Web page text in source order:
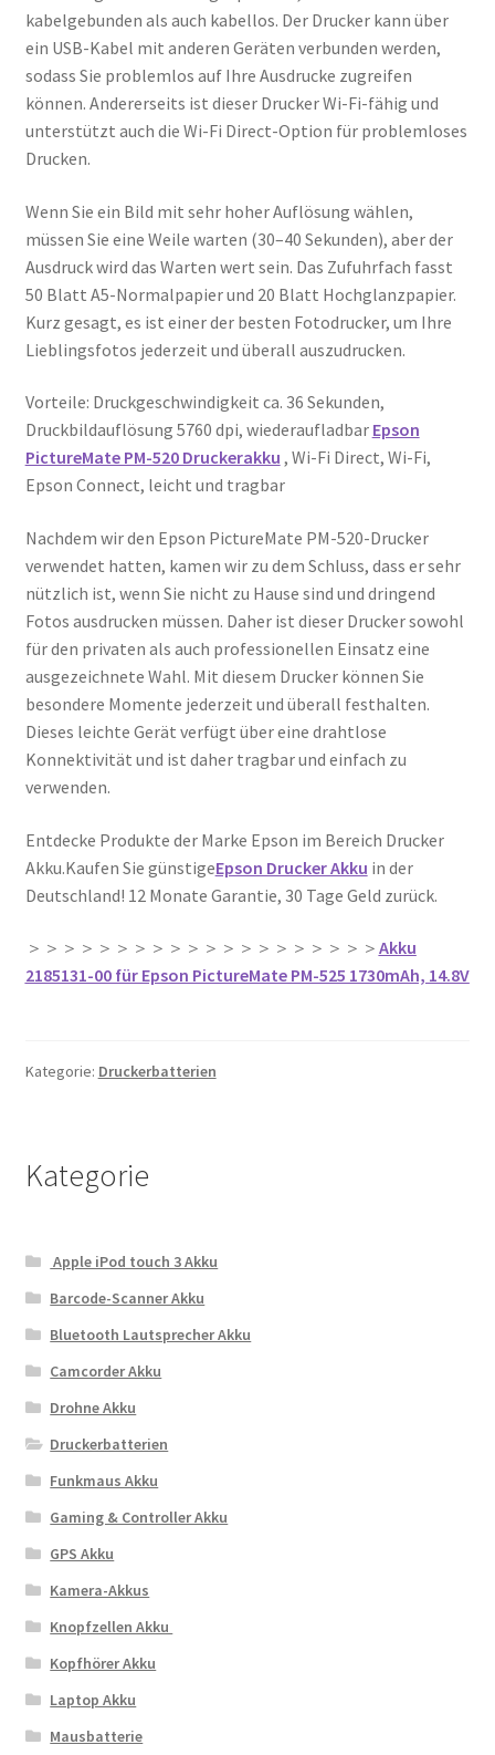
kabelgebunden als auch kabellos. Der Drucker kann über
ein USB-Kabel mit anderen Geräten verbunden werden,
sodass Sie problemlos auf Ihre Ausdrucke zugreifen
können. Andererseits ist dieser Drucker Wi-Fi-fähig und
unterstützt auch die Wi-Fi Direct-Option für problemloses
Drucken.
Wenn Sie ein Bild mit sehr hoher Auflösung wählen,
müssen Sie eine Weile warten (30–40 Sekunden), aber der
Ausdruck wird das Warten wert sein. Das Zufuhrfach fasst
50 Blatt A5-Normalpapier und 20 Blatt Hochglanzpapier.
Kurz gesagt, es ist einer der besten Fotodrucker, um Ihre
Lieblingsfotos jederzeit und überall auszudrucken.
Vorteile: Druckgeschwindigkeit ca. 36 Sekunden,
Druckbildauflösung 5760 dpi, wiederaufladbar Epson
PictureMate PM-520 Druckerakku , Wi-Fi Direct, Wi-Fi,
Epson Connect, leicht und tragbar
Nachdem wir den Epson PictureMate PM-520-Drucker
verwendet hatten, kamen wir zu dem Schluss, dass er sehr
nützlich ist, wenn Sie nicht zu Hause sind und dringend
Fotos ausdrucken müssen. Daher ist dieser Drucker sowohl
für den privaten als auch professionellen Einsatz eine
ausgezeichnete Wahl. Mit diesem Drucker können Sie
besondere Momente jederzeit und überall festhalten.
Dieses leichte Gerät verfügt über eine drahtlose
Konnektivität und ist daher tragbar und einfach zu
verwenden.
Entdecke Produkte der Marke Epson im Bereich Drucker
Akku.Kaufen Sie günstigeEpson Drucker Akku in der
Deutschland! 12 Monate Garantie, 30 Tage Geld zurück.
＞＞＞＞＞＞＞＞＞＞＞＞＞＞＞＞＞＞＞＞ Akku
2185131-00 für Epson PictureMate PM-525 1730mAh, 14.8V
Kategorie: Druckerbatterien
Kategorie
Apple iPod touch 3 Akku
Barcode-Scanner Akku
Bluetooth Lautsprecher Akku
Camcorder Akku
Drohne Akku
Druckerbatterien
Funkmaus Akku
Gaming & Controller Akku
GPS Akku
Kamera-Akkus
Knopfzellen Akku
Kopfhörer Akku
Laptop Akku
Mausbatterie